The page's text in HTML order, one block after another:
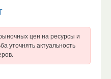
цен на ресурсы и
уточнять актуальность